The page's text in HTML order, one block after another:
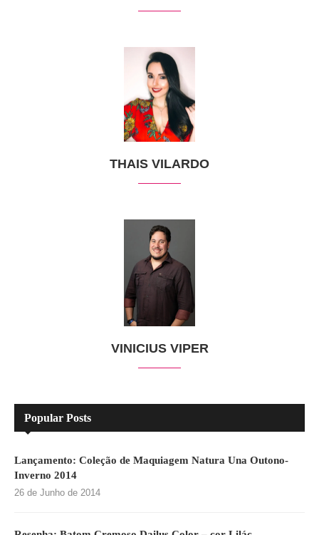
THAIS VILARDO
VINICIUS VIPER
Popular Posts
Lançamento: Coleção de Maquiagem Natura Una Outono-
Inverno 2014
26 de Junho de 2014